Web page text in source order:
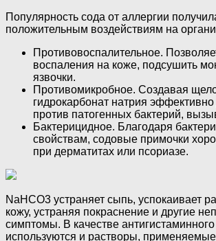
Популярность сода от аллергии
положительным воздействиям на
Противовоспалительное.
воспаления на коже, подсушить
язвочки.
Противомикробное. Создавая
гидрокарбонат натрия эффективно
против патогенных бактерий,
Бактерицидное. Благодаря
свойствам, содовые примочки
при дерматитах или псориазе.
NaHCO3 устраняет сыпь, успокаивает
кожу, устраняя покраснение и другие
симптомы. В качестве
используются и растворы,